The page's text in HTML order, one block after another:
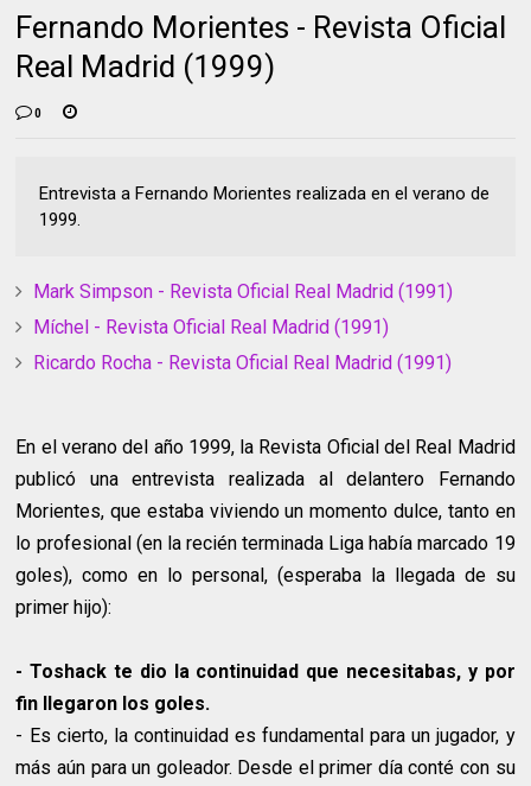
Fernando Morientes - Revista Oficial
Real Madrid (1999)
0
Entrevista a Fernando Morientes realizada en el verano de
1999.
Mark Simpson - Revista Oficial Real Madrid (1991)
Míchel - Revista Oficial Real Madrid (1991)
Ricardo Rocha - Revista Oficial Real Madrid (1991)
En el verano del año 1999, la Revista Oficial del Real Madrid
publicó una entrevista realizada al delantero Fernando
Morientes, que estaba viviendo un momento dulce, tanto en
lo profesional (en la recién terminada Liga había marcado 19
goles), como en lo personal, (esperaba la llegada de su
primer hijo):
- Toshack te dio la continuidad que necesitabas, y por
fin llegaron los goles.
- Es cierto, la continuidad es fundamental para un jugador, y
más aún para un goleador. Desde el primer día conté con su